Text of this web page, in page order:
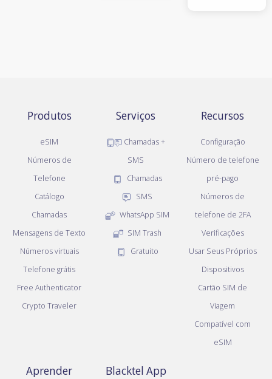
Produtos
eSIM
Números de
Telefone
Catálogo
Chamadas
Mensagens de Texto
Números virtuais
Telefone grátis
Free Authenticator
Crypto Traveler
Serviços
Chamadas +
SMS
Chamadas
SMS
WhatsApp SIM
SIM Trash
Gratuito
Recursos
Configuração
Número de telefone
pré-pago
Números de
telefone de 2FA
Verificações
Usar Seus Próprios
Dispositivos
Cartão SIM de
Viagem
Compatível com
eSIM
Aprender Blacktel App